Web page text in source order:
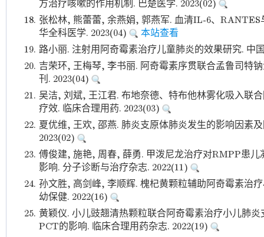
方治疗咳嗽的作用机制. 巴楚医学. 2023(02)
18. 张松林, 熊蕾蕾, 余燕娟, 郭燕军. 血清IL-6、
华全科医学. 2023(04)
本站查看
19. 路小丽. 注射用阿奇霉素治疗儿童肺炎的效果研究. 中
20. 吉荣环, 王梅琴, 李书丽. 阿奇霉素序贯联合孟鲁司特
刊. 2023(04)
21. 吴洁, 刘斌, 王江君. 布地奈德、特布他林雾化吸入联
疗效. 临床合理用药. 2023(03)
22. 夏优维, 王欢, 邵燕. 肺炎支原体肺炎发生的影响因素
2023(02)
23. 傅俊建, 施艳, 周春, 薛勇. 甲泼尼龙治疗对RMPP患
影响. 分子诊断与治疗杂志. 2022(11)
24. 孙文胜, 高剑峰, 李顺辉. 槐杞黄颗粒辅助阿奇霉素治
幼保健. 2022(16)
25. 黄颖仪. 小儿豉翘清热颗粒联合阿奇霉素治疗小儿肺
PCT的影响. 临床合理用药杂志. 2022(19)